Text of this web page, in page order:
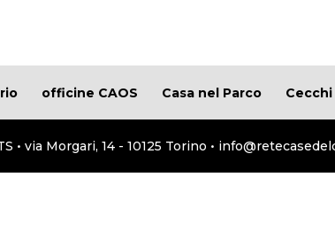
officine CAOS Casa nel Parco
• via Morgari, 14 - 10125 Torino •